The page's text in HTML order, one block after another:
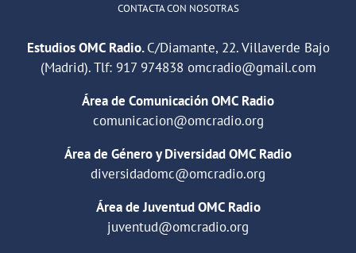
CONTACTA CON NOSOTRAS
Estudios OMC Radio.C/Diamante, 22. Villaverde Bajo
(Madrid). Tlf: 917 974838 omcradio@gmail.com
Área de Comunicación OMC Radio
comunicacion@omcradio.org
Área de Género y Diversidad OMC Radio
diversidadomc@omcradio.org
Área de Juventud OMC Radio
juventud@omcradio.org